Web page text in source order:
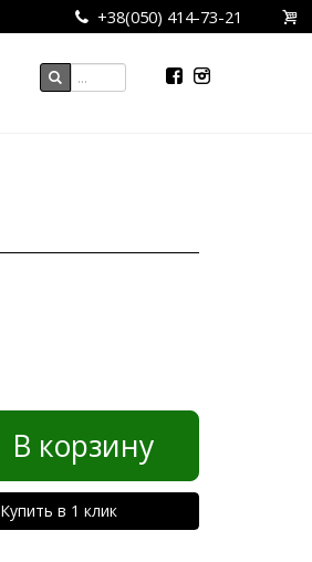
+38(050) 414-73-21
В корзину
Купить в 1 клик